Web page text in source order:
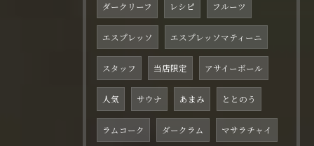
ダークリーフ レシピ フルーツ
エスプレッソ エスプレッソマティーニ
スタッフ 当店限定 アサイーボール
人気 サウナ あまみ ととのう
ラムコーク ダークラム マサラチャイ